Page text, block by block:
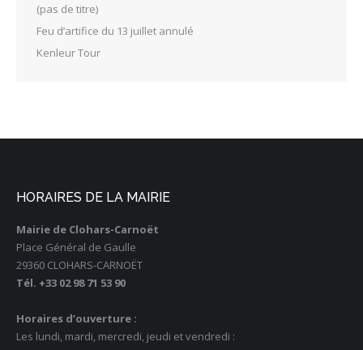
(pas de titre)
Feu d’artifice du 13 juillet annulé
Kenleur Tour
HORAIRES DE LA MAIRIE
Mairie de Clohars-Carnoët
Place Général de Gaulle
29360 CLOHARS-CARNOËT
Tél. +33 02 98 71 53 90
Horaires d’ouverture :
Les lundi, mardi, mercredi, jeudi et vendredi :